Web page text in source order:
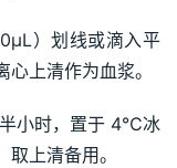
）划线或滴入平
上清作为血浆。
小时，置于 4℃冰
上清备用。